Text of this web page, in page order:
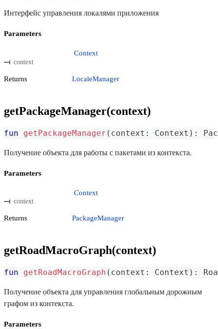
Интерфейс управления локалями приложения
Parameters
context
Context
Returns LocaleManager
getPackageManager(context)
fun getPackageManager ( context : Context ) :
Получение объекта для работы с пакетами из контекста.
Parameters
context
Context
Returns PackageManager
getRoadMacroGraph(context)
fun getRoadMacroGraph ( context : Context ) :
Получение объекта для управления глобальным дорожным
графом из контекста.
Parameters